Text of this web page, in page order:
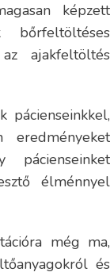
képzett
bőrfeltöltéses
ajakfeltöltés
pácienseinkkel,
eredményeket
pácienseinket
élménnyel
még ma,
és